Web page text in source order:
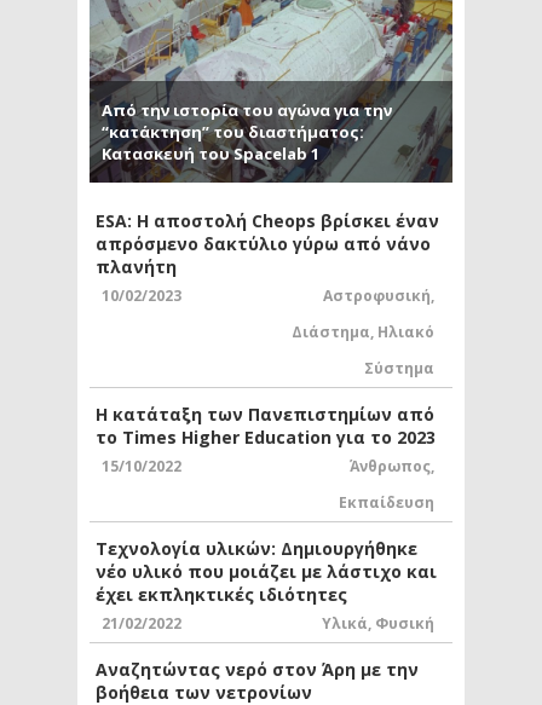
Από την ιστορία του αγώνα για την
“κατάκτηση” του διαστήματος:
Κατασκευή του Spacelab 1
ESA: Η αποστολή Cheops βρίσκει έναν
απρόσμενο δακτύλιο γύρω από νάνο
πλανήτη
10/02/2023 Αστροφυσική,
Διάστημα, Ηλιακό
Σύστημα
Η κατάταξη των Πανεπιστημίων από
το Times Higher Education για το 2023
15/10/2022 Άνθρωπος,
Εκπαίδευση
Τεχνολογία υλικών: Δημιουργήθηκε
νέο υλικό που μοιάζει με λάστιχο και
έχει εκπληκτικές ιδιότητες
21/02/2022 Υλικά, Φυσική
Αναζητώντας νερό στον Άρη με την
βοήθεια των νετρονίων